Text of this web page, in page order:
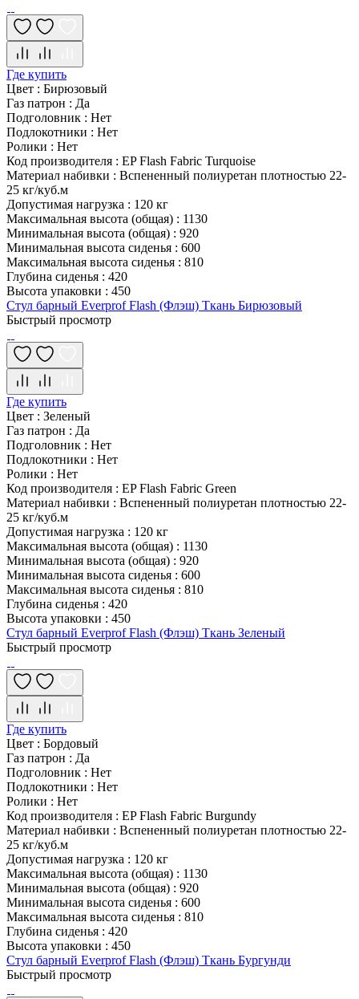
Где купить
Цвет : Бирюзовый
Газ патрон : Да
Подголовник : Нет
Подлокотники : Нет
Ролики : Нет
Код производителя : EP Flash Fabric Turquoise
Материал набивки : Вспененный полиуретан плотностью 22-
25 кг/куб.м
Допустимая нагрузка : 120 кг
Максимальная высота (общая) : 1130
Минимальная высота (общая) : 920
Минимальная высота сиденья : 600
Максимальная высота сиденья : 810
Глубина сиденья : 420
Высота упаковки : 450
Стул барный Everprof Flash (Флэш) Ткань Бирюзовый
Быстрый просмотр
Где купить
Цвет : Зеленый
Газ патрон : Да
Подголовник : Нет
Подлокотники : Нет
Ролики : Нет
Код производителя : EP Flash Fabric Green
Материал набивки : Вспененный полиуретан плотностью 22-
25 кг/куб.м
Допустимая нагрузка : 120 кг
Максимальная высота (общая) : 1130
Минимальная высота (общая) : 920
Минимальная высота сиденья : 600
Максимальная высота сиденья : 810
Глубина сиденья : 420
Высота упаковки : 450
Стул барный Everprof Flash (Флэш) Ткань Зеленый
Быстрый просмотр
Где купить
Цвет : Бордовый
Газ патрон : Да
Подголовник : Нет
Подлокотники : Нет
Ролики : Нет
Код производителя : EP Flash Fabric Burgundy
Материал набивки : Вспененный полиуретан плотностью 22-
25 кг/куб.м
Допустимая нагрузка : 120 кг
Максимальная высота (общая) : 1130
Минимальная высота (общая) : 920
Минимальная высота сиденья : 600
Максимальная высота сиденья : 810
Глубина сиденья : 420
Высота упаковки : 450
Стул барный Everprof Flash (Флэш) Ткань Бургунди
Быстрый просмотр